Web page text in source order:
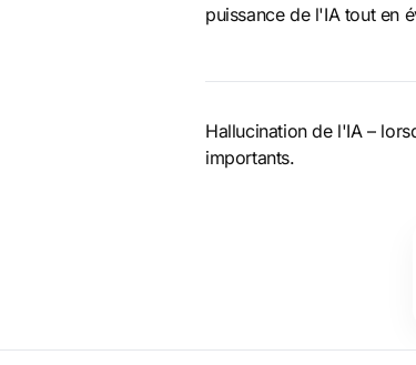
puissance de l'IA tout en
Hallucination de l'IA –
importants.